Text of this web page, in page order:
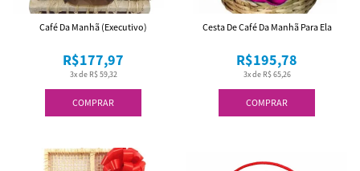
COMPRAR
3x de R$ 59,32
R$177,97
Café Da Manhã (Executivo)
COMPRAR
3x de R$ 65,26
R$195,78
Cesta De Café Da Manhã Para Ela